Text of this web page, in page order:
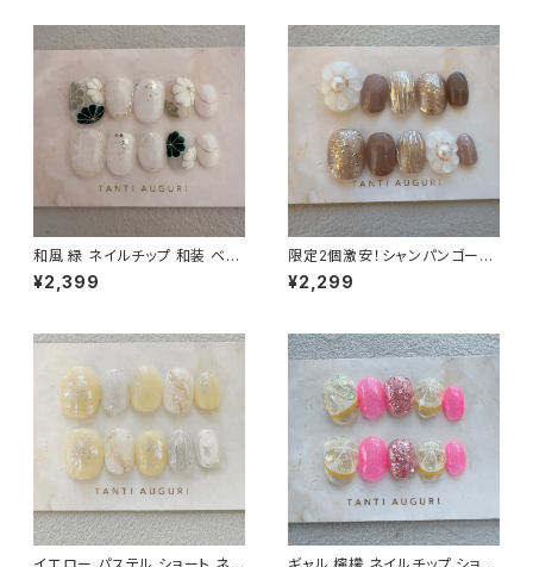
和風 緑 ネイルチップ 和装 ベリ
ーショート 着物用 乳白色 短め
小さめ 和柄 前撮り 和服用 成
¥2,399
限定2個激安！シャンパンゴール
ド ニュアンス ベリーショート ネ
イルチップ 大人 ぷっくりフラワ
¥2,299